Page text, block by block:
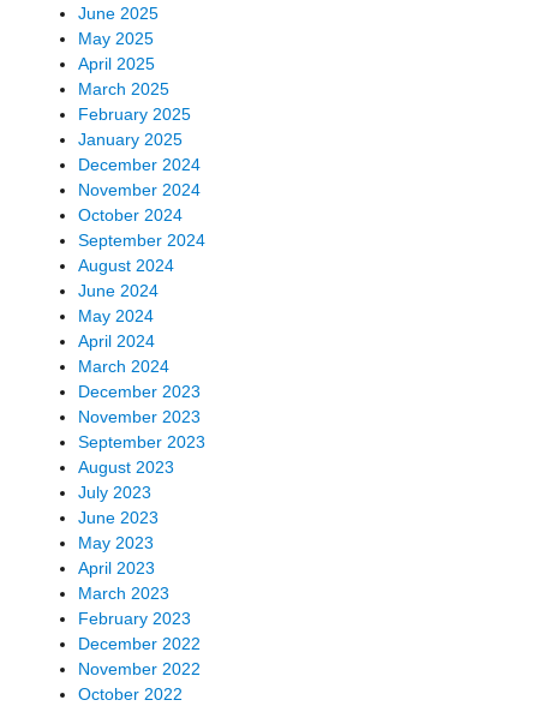
June 2025
May 2025
April 2025
March 2025
February 2025
January 2025
December 2024
November 2024
October 2024
September 2024
August 2024
June 2024
May 2024
April 2024
March 2024
December 2023
November 2023
September 2023
August 2023
July 2023
June 2023
May 2023
April 2023
March 2023
February 2023
December 2022
November 2022
October 2022